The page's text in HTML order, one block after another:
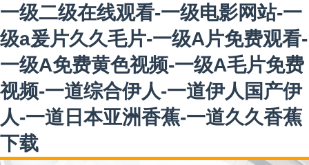
一级二级在线观看-一级电影网站-一
级a爰片久久毛片-一级A片免费观看-
一级A免费黄色视频-一级A毛片免费
视频-一道综合伊人-一道伊人国产伊
人-一道日本亚洲香蕉-一道久久香蕉
下载